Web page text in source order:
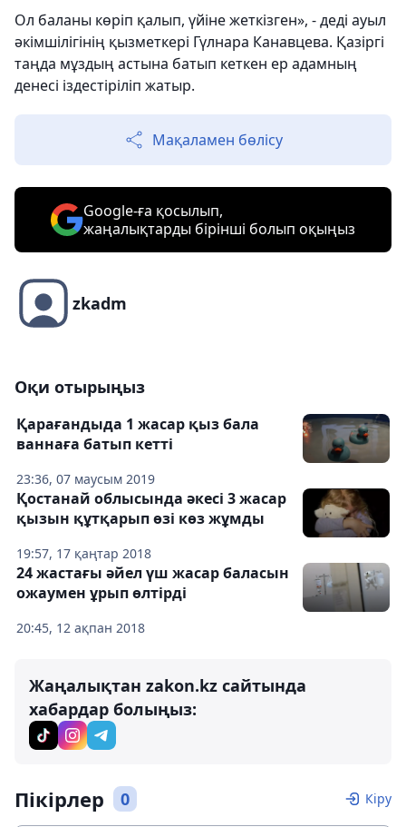
Ол баланы көріп қалып, үйіне жеткізген», - деді ауыл
әкімшілігінің қызметкері Гүлнара Канавцева. Қазіргі
таңда мұздың астына батып кеткен ер адамның
денесі іздестіріліп жатыр.
Мақаламен бөлісу
Google-ға қосылып,
жаңалықтарды бірінші болып оқыңыз
zkadm
Оқи отырыңыз
23:36, 07 маусым 2019
Қарағандыда 1 жасар қыз бала
ваннаға батып кетті
19:57, 17 қаңтар 2018
Қостанай облысында әкесі 3 жасар
қызын құтқарып өзі көз жұмды
20:45, 12 ақпан 2018
24 жастағы әйел үш жасар баласын
ожаумен ұрып өлтірді
Жаңалықтан zakon.kz сайтында
хабардар болыңыз:
Пікірлер 0 Кіру